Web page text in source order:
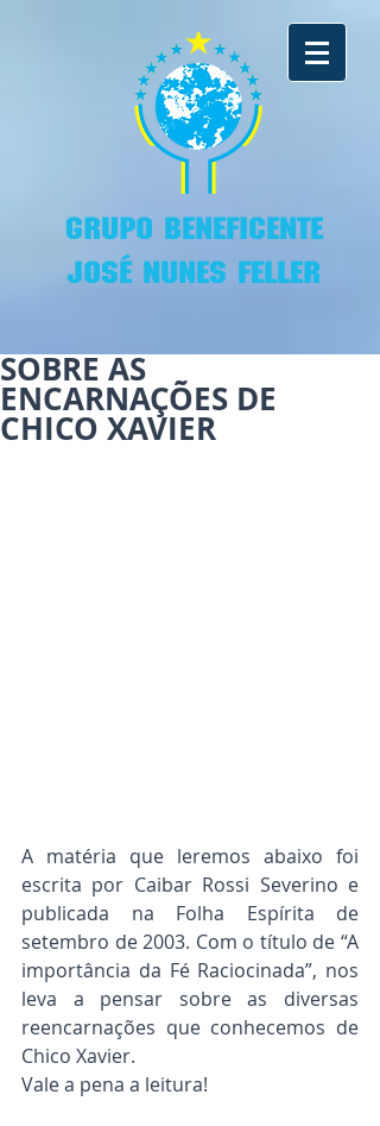
GRUPO BENEFICENTE
JOSÉ NUNES FELLER
SOBRE AS
ENCARNAÇÕES DE
CHICO XAVIER
A matéria que leremos abaixo foi
escrita por Caibar Rossi Severino e
publicada na Folha Espírita de
setembro de 2003. Com o título de “A
importância da Fé Raciocinada”, nos
leva a pensar sobre as diversas
reencarnações que conhecemos de
Chico Xavier.
Vale a pena a leitura!